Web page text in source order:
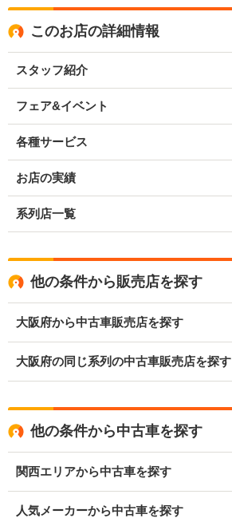
このお店の詳細情報
スタッフ紹介
フェア&イベント
各種サービス
お店の実績
系列店一覧
他の条件から販売店を探す
大阪府から中古車販売店を探す
大阪府の同じ系列の中古車販売店を探す
他の条件から中古車を探す
関西エリアから中古車を探す
人気メーカーから中古車を探す